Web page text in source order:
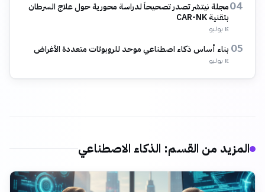
04مجلة نيتشر تصدر تصحيحاً لدراسة محورية حول علاج السرطان
بتقنية CAR-NK
١٤ يوليو
05 بناء أساس ذكاء اصطناعي موحد للروبوتات متعددة الأغراض
١٤ يوليو
المزيد من القسم: الذكاء الاصطناعي